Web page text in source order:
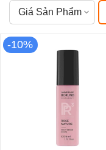
Giá Sản Phẩm
-10%